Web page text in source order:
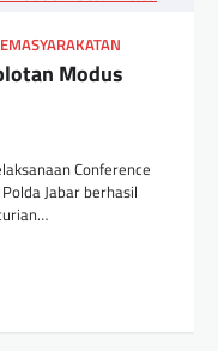
Modus
Conference
Jabar berhasil